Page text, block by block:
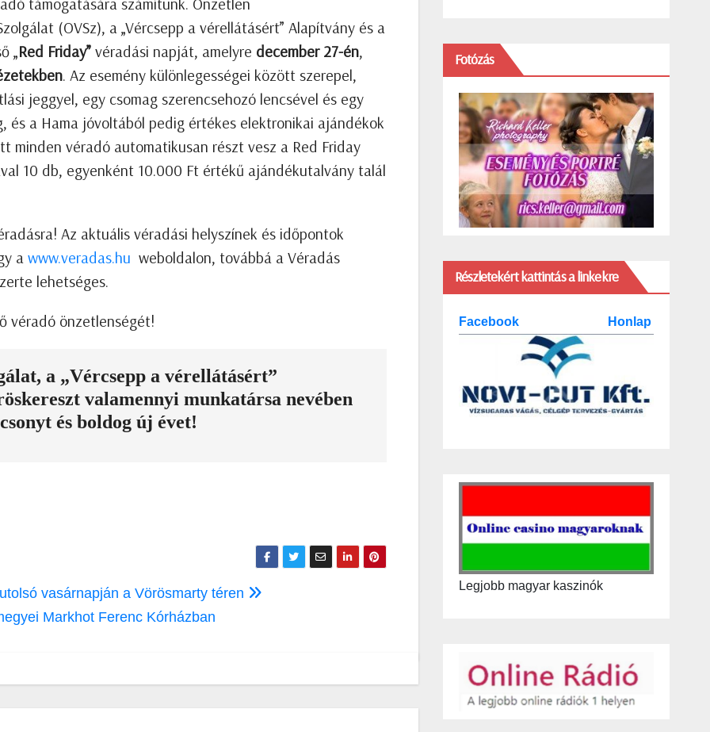
(OVSz), a „Vércsepp a vérellátásért” Alapítvány és a
„Red Friday” véradási napját, amelyre december 27-én,
. Az esemény különlegességei között szerepel,
jeggyel, egy csomag szerencsehozó lencsével és egy
és a Hama jóvoltából pedig értékes elektronikai ajándékok
minden véradó automatikusan részt vesz a Red Friday
10 db, egyenként 10.000 Ft értékű ajándékutalvány talál
Az aktuális véradási helyszínek és időpontok
a www.veradas.hu weboldalon, továbbá a Véradás
lehetséges.
véradó önzetlenségét!
a „Vércsepp a vérellátásért”
valamennyi munkatársa nevében
és boldog új évet!
vasárnapján a Vörösmarty téren
Markhot Ferenc Kórházban
Fotózás
Részletekért kattintás a linkekre
Facebook Honlap
Legjobb magyar kaszinók